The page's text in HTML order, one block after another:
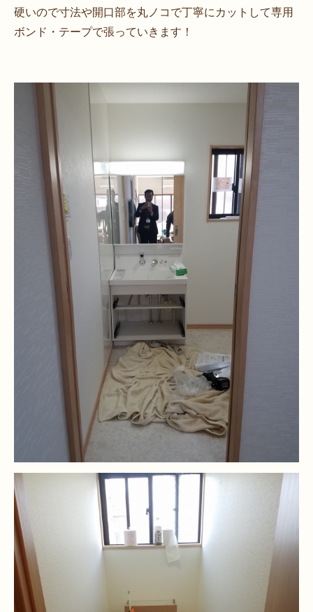
硬いので寸法や開口部を丸ノコで丁寧にカットして専用
ボンド・テープで張っていきます！